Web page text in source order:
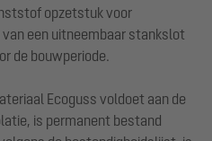
opzetstuk voor
een uitneembaar stankslot
de bouwperiode.
Ecoguss voldoet aan de
is permanent bestand